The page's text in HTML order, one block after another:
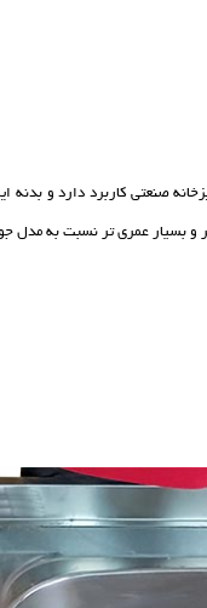
صنعتی کاربرد دارد و بدنه
و بسیار عمری تر نسبت به مدل